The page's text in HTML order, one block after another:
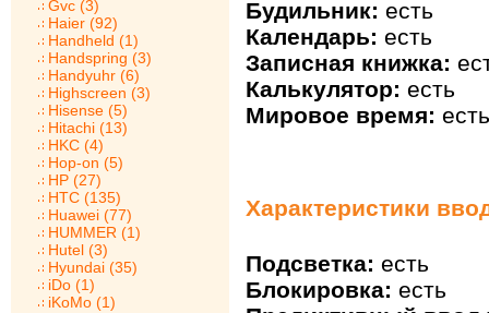
Gvc (3)
Haier (92)
Handheld (1)
Handspring (3)
Handyuhr (6)
Highscreen (3)
Hisense (5)
Hitachi (13)
HKC (4)
Hop-on (5)
HP (27)
HTC (135)
Huawei (77)
HUMMER (1)
Hutel (3)
Hyundai (35)
iDo (1)
iKoMo (1)
Будильник: есть
Календарь: есть
Записная книжка:
Калькулятор: есть
Мировое время: есть
Характеристики
Подсветка: есть
Блокировка: есть